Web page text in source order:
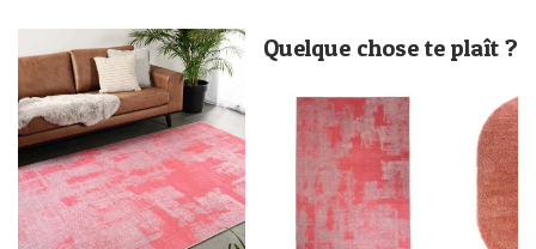
Quelque chose te plaît ?